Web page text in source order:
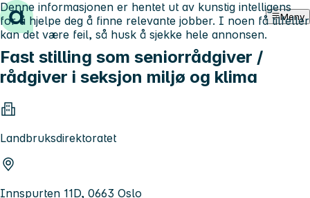
Hopp til innhold Meny
Fast stilling som seniorrådgiver /
rådgiver i seksjon miljø og klima
Landbruksdirektoratet
Innspurten 11D, 0663 Oslo
Denne informasjonen er hentet ut av kunstig intelligens
for å hjelpe deg å finne relevante jobber. I noen få tilfeller
kan det være feil, så husk å sjekke hele annonsen.